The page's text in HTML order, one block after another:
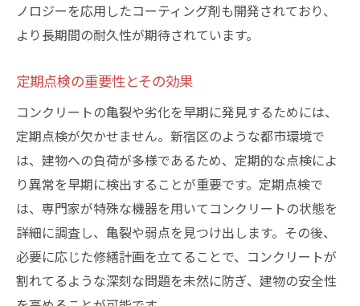
ノロジーを応用したコーティング剤も開発されており、
より長期間の耐久性が期待されています。
定期点検の重要性とその効果
コンクリートの亀裂や劣化を早期に発見するためには、
定期点検が欠かせません。新宿区のような都市環境で
は、建物への負荷が多様であるため、定期的な点検によ
り異常を早期に検出することが重要です。定期点検で
は、専門家が特殊な機器を用いてコンクリートの状態を
詳細に調査し、亀裂や弱点を見つけ出します。その後、
必要に応じた修繕計画を立てることで、コンクリートが
割れてるような深刻な問題を未然に防ぎ、建物の安全性